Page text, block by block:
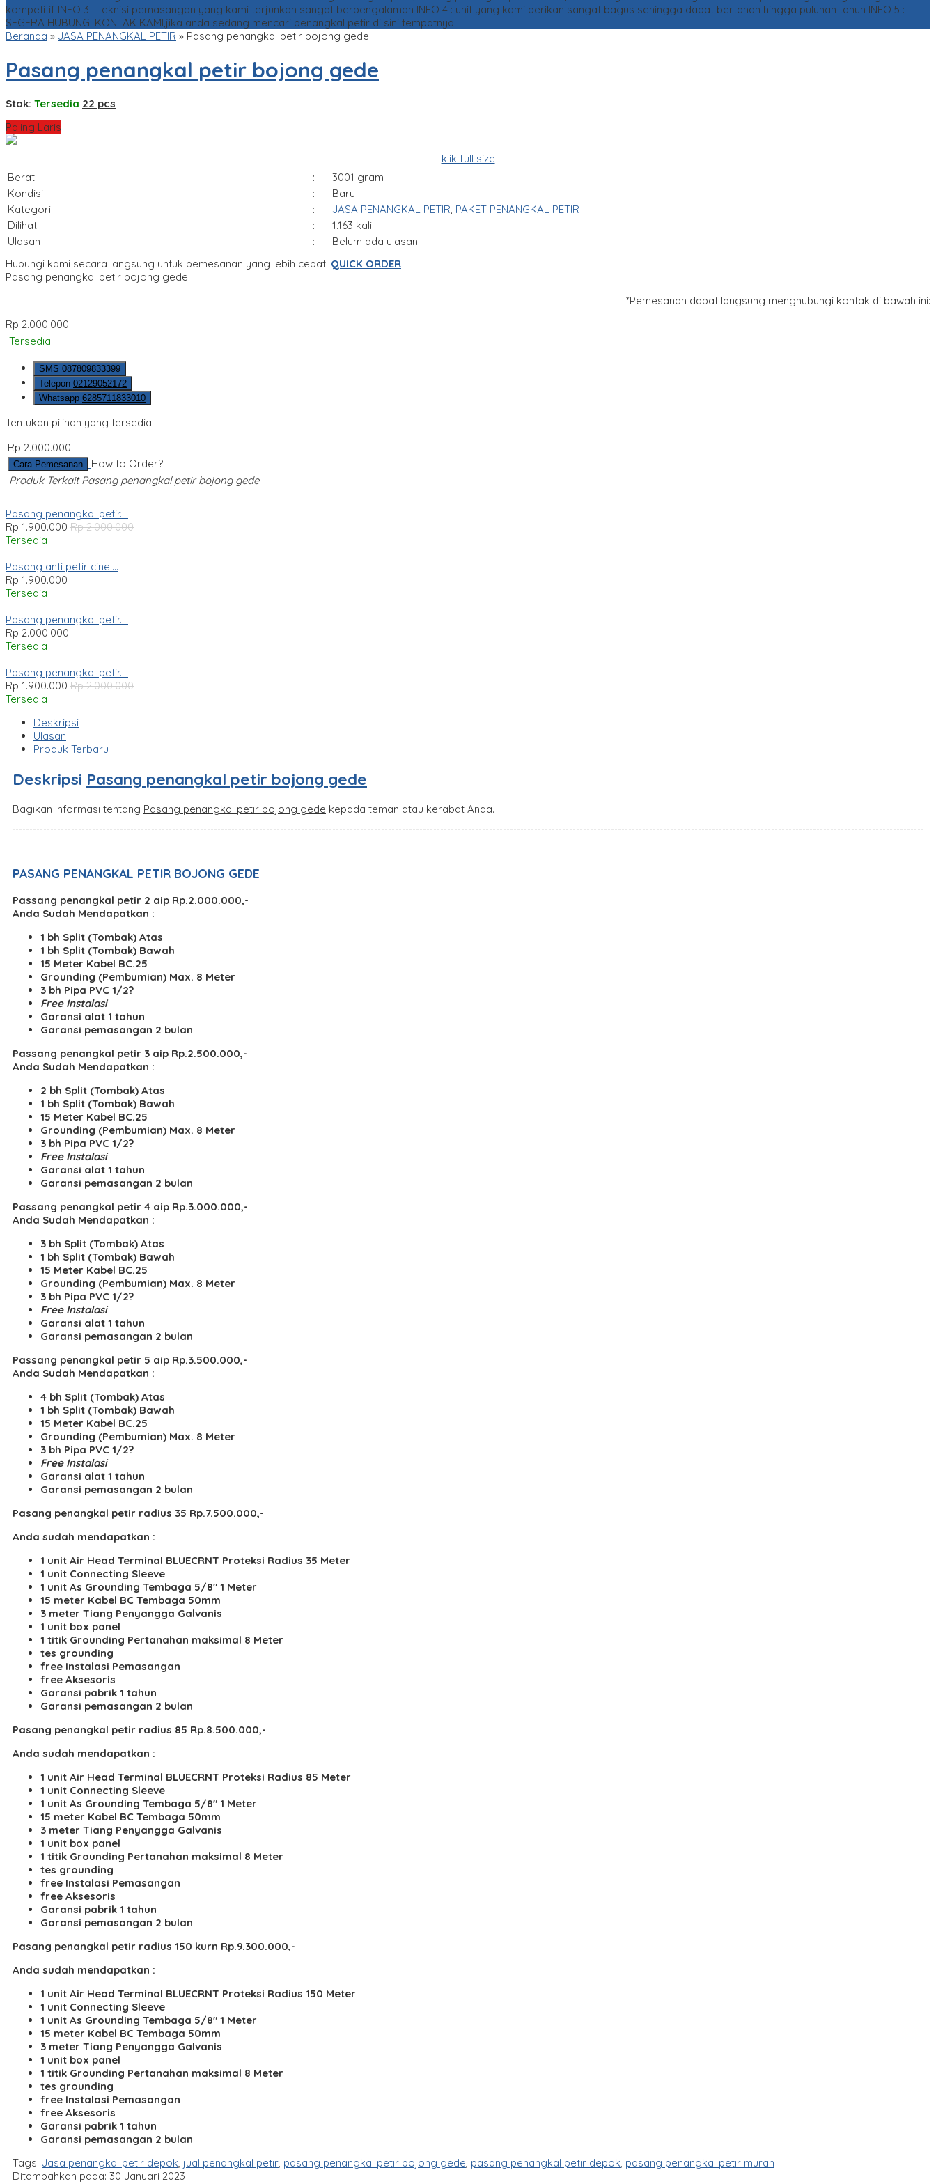
kompetitif INFO 3 : Teknisi pemasangan yang kami terjunkan sangat berpengalaman INFO 4 : unit yang kami berikan sangat bagus sehingga dapat bertahan hingga puluhan tahun INFO 5 :
SEGERA HUBUNGI KONTAK KAMI,jika anda sedang mencari penangkal petir di sini tempatnya.
Beranda » JASA PENANGKAL PETIR » Pasang penangkal petir bojong gede
Pasang penangkal petir bojong gede
Stok: Tersedia 22 pcs
Paling Laris
klik full size
Berat
:
3001 gram
Kondisi
:
Baru
Kategori
: JASA PENANGKAL PETIR, PAKET PENANGKAL PETIR
Dilihat
:
1.163 kali
Ulasan
:
Belum ada ulasan
Hubungi kami secara langsung untuk pemesanan yang lebih cepat! QUICK ORDER
Pasang penangkal petir bojong gede
*Pemesanan dapat langsung menghubungi kontak di bawah ini:
Rp 2.000.000
Tersedia
SMS 087809833399
Telepon 02129052172
Whatsapp 6285711833010
Tentukan pilihan yang tersedia!
Rp 2.000.000
Cara Pemesanan
How to Order?
Produk Terkait Pasang penangkal petir bojong gede
Pasang penangkal petir....
Rp 1.900.000 Rp 2.000.000
Tersedia
Pasang anti petir cine....
Rp 1.900.000
Tersedia
Pasang penangkal petir....
Rp 2.000.000
Tersedia
Pasang penangkal petir....
Rp 1.900.000 Rp 2.000.000
Tersedia
Deskripsi
Ulasan
Produk Terbaru
Deskripsi Pasang penangkal petir bojong gede
Bagikan informasi tentang Pasang penangkal petir bojong gede kepada teman atau kerabat Anda.
PASANG PENANGKAL PETIR BOJONG GEDE
Passang penangkal petir 2 aip Rp.2.000.000,-
Anda Sudah Mendapatkan :
1 bh Split (Tombak) Atas
1 bh Split (Tombak) Bawah
15 Meter Kabel BC.25
Grounding (Pembumian) Max. 8 Meter
3 bh Pipa PVC 1/2?
Free Instalasi
Garansi alat 1 tahun
Garansi pemasangan 2 bulan
Passang penangkal petir 3 aip Rp.2.500.000,-
Anda Sudah Mendapatkan :
2 bh Split (Tombak) Atas
1 bh Split (Tombak) Bawah
15 Meter Kabel BC.25
Grounding (Pembumian) Max. 8 Meter
3 bh Pipa PVC 1/2?
Free Instalasi
Garansi alat 1 tahun
Garansi pemasangan 2 bulan
Passang penangkal petir 4 aip Rp.3.000.000,-
Anda Sudah Mendapatkan :
3 bh Split (Tombak) Atas
1 bh Split (Tombak) Bawah
15 Meter Kabel BC.25
Grounding (Pembumian) Max. 8 Meter
3 bh Pipa PVC 1/2?
Free Instalasi
Garansi alat 1 tahun
Garansi pemasangan 2 bulan
Passang penangkal petir 5 aip Rp.3.500.000,-
Anda Sudah Mendapatkan :
4 bh Split (Tombak) Atas
1 bh Split (Tombak) Bawah
15 Meter Kabel BC.25
Grounding (Pembumian) Max. 8 Meter
3 bh Pipa PVC 1/2?
Free Instalasi
Garansi alat 1 tahun
Garansi pemasangan 2 bulan
Pasang penangkal petir radius 35 Rp.7.500.000,-
Anda sudah mendapatkan :
1 unit Air Head Terminal BLUECRNT Proteksi Radius 35 Meter
1 unit Connecting Sleeve
1 unit As Grounding Tembaga 5/8″ 1 Meter
15 meter Kabel BC Tembaga 50mm
3 meter Tiang Penyangga Galvanis
1 unit box panel
1 titik Grounding Pertanahan maksimal 8 Meter
tes grounding
free Instalasi Pemasangan
free Aksesoris
Garansi pabrik 1 tahun
Garansi pemasangan 2 bulan
Pasang penangkal petir radius 85 Rp.8.500.000,-
Anda sudah mendapatkan :
1 unit Air Head Terminal BLUECRNT Proteksi Radius 85 Meter
1 unit Connecting Sleeve
1 unit As Grounding Tembaga 5/8″ 1 Meter
15 meter Kabel BC Tembaga 50mm
3 meter Tiang Penyangga Galvanis
1 unit box panel
1 titik Grounding Pertanahan maksimal 8 Meter
tes grounding
free Instalasi Pemasangan
free Aksesoris
Garansi pabrik 1 tahun
Garansi pemasangan 2 bulan
Pasang penangkal petir radius 150 kurn Rp.9.300.000,-
Anda sudah mendapatkan :
1 unit Air Head Terminal BLUECRNT Proteksi Radius 150 Meter
1 unit Connecting Sleeve
1 unit As Grounding Tembaga 5/8″ 1 Meter
15 meter Kabel BC Tembaga 50mm
3 meter Tiang Penyangga Galvanis
1 unit box panel
1 titik Grounding Pertanahan maksimal 8 Meter
tes grounding
free Instalasi Pemasangan
free Aksesoris
Garansi pabrik 1 tahun
Garansi pemasangan 2 bulan
Tags: Jasa penangkal petir depok jual penangkal petir pasang penangkal petir bojong gede pasang penangkal petir depok pasang penangkal petir murah
Ditambahkan pada: 30 Januari 2023